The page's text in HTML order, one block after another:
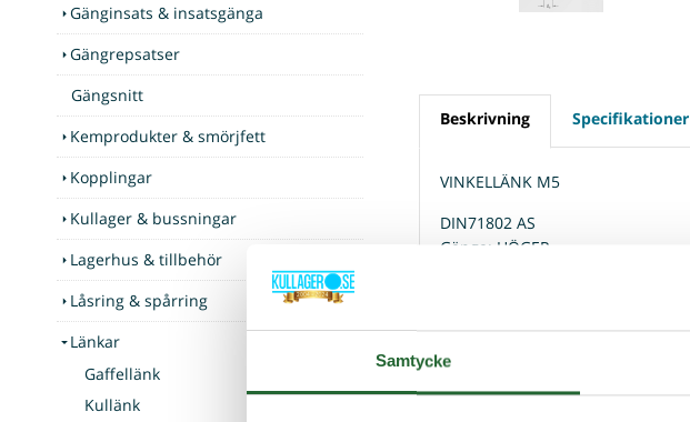
Samtycke
Gänginsats & insatsgänga
Gängrepsatser
Gängsnitt
Kemprodukter & smörjfett
Kopplingar
Kullager & bussningar
Lagerhus & tillbehör
Låsring & spårring
Länkar
Gaffellänk
Kullänk
Beskrivning Specifikationer
VINKELLÄNK M5
DIN71802 AS
Gänga: HÖGER
d3: 8mm
l1: 22mm